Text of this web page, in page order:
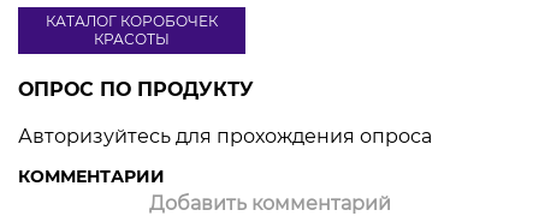
КАТАЛОГ КОРОБОЧЕК
КРАСОТЫ
ОПРОС ПО ПРОДУКТУ
Авторизуйтесь для прохождения опроса
КОММЕНТАРИИ
Добавить комментарий